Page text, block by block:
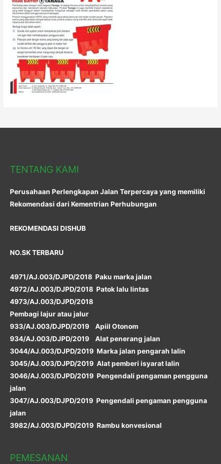
TENTANG KAMI
Perusahaan Perlengkapan Jalan Terpercaya yang memiliki
Rekomendasi dari Kementrian Perhubungan
REKOMENDASI DISHUB
NO.SK TERBARU
4971/AJ.003/DJPD/2018 Paku marka jalan
4972/AJ.003/DJPD/2018 Patok lalu lintas
4973/AJ.003/DJPD/2018
Pembagi lajur atau jalur
933/AJ.003/DJPD/2019 Apiil Otonom
934/AJ.003/DJPD/2019 Alat penerang jalan
3044/AJ.003/DJPD/2019 Marka jalan pengarah lalin
3045/AJ.003/DJPD/2019 Alat pemberi isyarat lalin
3046/AJ.003/DJPD/2019 Pengendali pengaman pengguna
jalan
3047/AJ.003/DJPD/2019 Pengendali pengaman pengguna
jalan
3982/AJ.003/DJPD/2019 Rambu konvesional
PEMESANAN